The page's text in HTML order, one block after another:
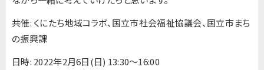
共催: くにたち地域コラボ、国立市社会福祉協議会、国立市まち
の振興課
日時: 2022年2月6日(日) 13:30～16:00